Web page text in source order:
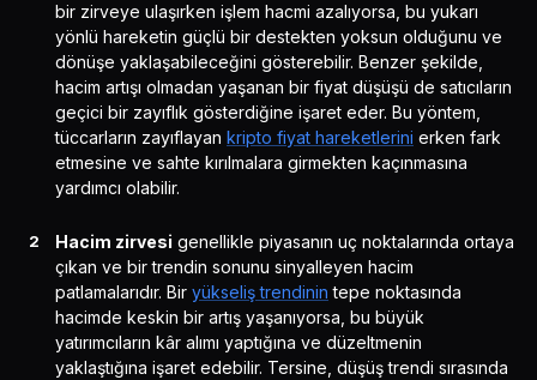
bir zirveye ulaşırken işlem hacmi azalıyorsa, bu yukarı
yönlü hareketin güçlü bir destekten yoksun olduğunu ve
dönüşe yaklaşabileceğini gösterebilir. Benzer şekilde,
hacim artışı olmadan yaşanan bir fiyat düşüşü de satıcıların
geçici bir zayıflık gösterdiğine işaret eder. Bu yöntem,
tüccarların zayıflayan kripto fiyat hareketlerini erken fark
etmesine ve sahte kırılmalara girmekten kaçınmasına
yardımcı olabilir.
Hacim zirvesi genellikle piyasanın uç noktalarında ortaya
çıkan ve bir trendin sonunu sinyalleyen hacim
patlamalarıdır. Bir yükseliş trendinin tepe noktasında
hacimde keskin bir artış yaşanıyorsa, bu büyük
yatırımcıların kâr alımı yaptığına ve düzeltmenin
yaklaştığına işaret edebilir. Tersine, düşüş trendi sırasında